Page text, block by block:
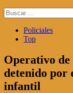
Buscar:
Policiales
Top
Operativo
detenido por
infantil